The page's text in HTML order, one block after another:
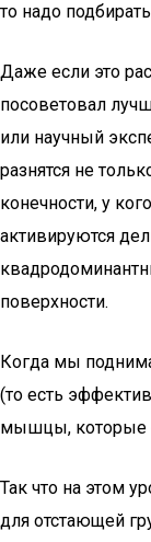
то надо
Даже если это
посоветовал
или научный
разнятся не
конечности, у
активируются
поверхности.
Когда мы
(то есть
мышцы, которые
Так что на этом
для отстающей